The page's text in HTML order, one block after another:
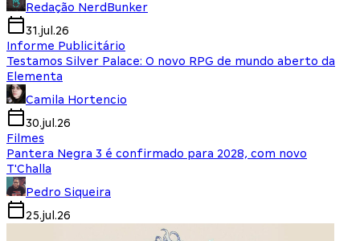
Redação NerdBunker
31.jul.26
Informe Publicitário
Testamos Silver Palace: O novo RPG de mundo aberto da
Elementa
Camila Hortencio
30.jul.26
Filmes
Pantera Negra 3 é confirmado para 2028, com novo
T'Challa
Pedro Siqueira
25.jul.26